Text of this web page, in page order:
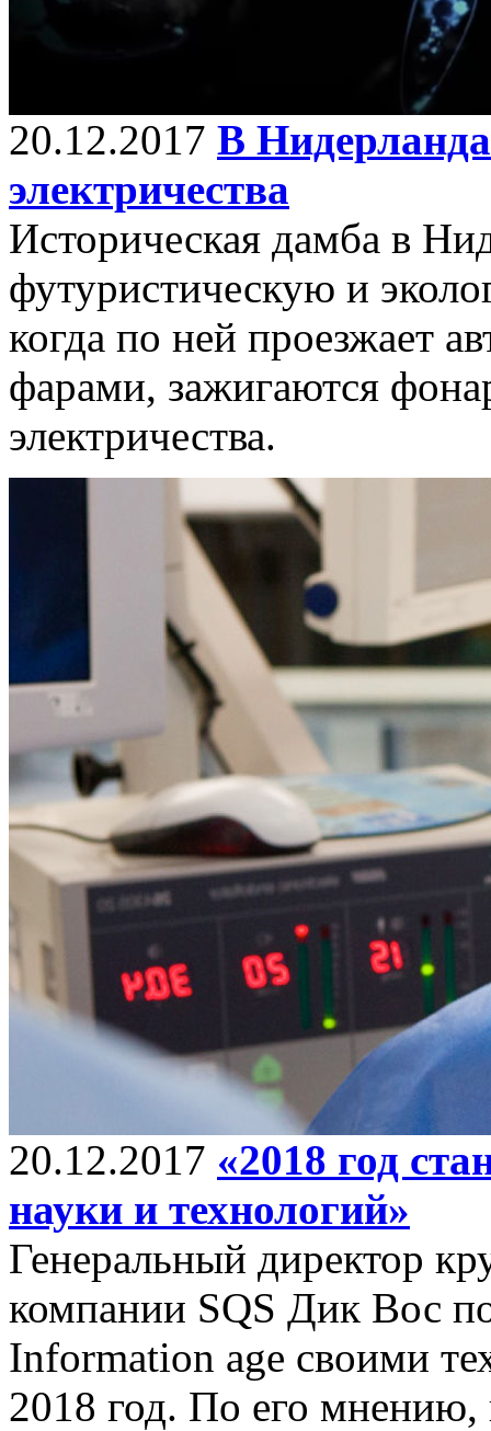
20.12.2017 В
электричества
Историческая дамба в
футуристическую и
когда по ней проезжает
фарами, зажигаются
электричества.
20.12.2017 «2018 год
науки и технологий»
Генеральный директор
компании SQS Дик Вос
Information age своими
2018 год. По его мнению,